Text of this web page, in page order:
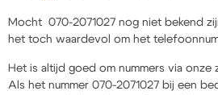
Mocht 070-2071027 nog niet bekend
het toch waardevol om het
Het is altijd goed om nummers via onze
Als het nummer 070-2071027 bij een